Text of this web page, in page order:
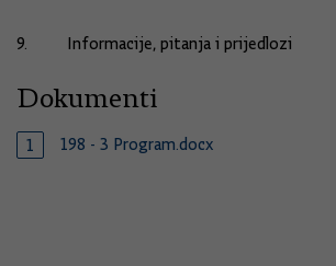
9. Informacije, pitanja i prijedlozi
Dokumenti
198 - 3 Program.docx